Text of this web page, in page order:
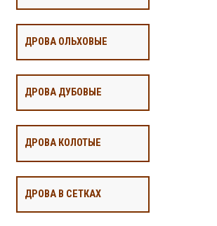
ДРОВА ОЛЬХОВЫЕ
ДРОВА ДУБОВЫЕ
ДРОВА КОЛОТЫЕ
ДРОВА В СЕТКАХ